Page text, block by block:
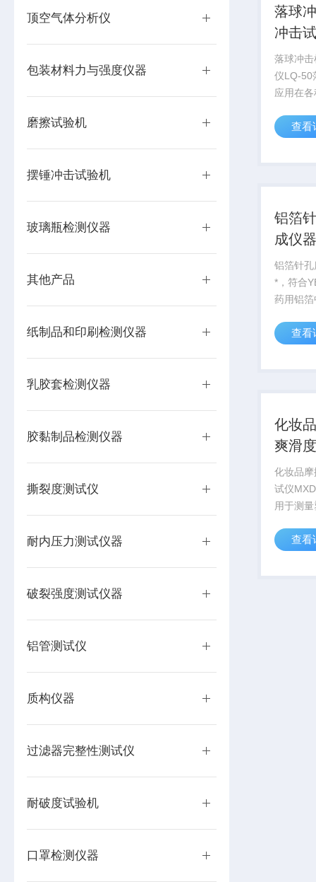
顶空气体分析仪
包装材料力与强度仪器
磨擦试验机
摆锤冲击试验机
玻璃瓶检测仪器
其他产品
纸制品和印刷检测仪器
乳胶套检测仪器
胶黏制品检测仪器
撕裂度测试仪
耐内压力测试仪器
破裂强度测试仪器
铝管测试仪
质构仪器
过滤器完整性测试仪
耐破度试验机
口罩检测仪器
落球
冲击
落球冲
仪LQ-50
应用在
料硬片
用于厚
查看
铝箔
成仪
铝箔针
*，符合
药用铝
置，能
箔针孔
查看
化妆
爽滑
化妆品
试仪
用于测
物风格
涂层、
查看